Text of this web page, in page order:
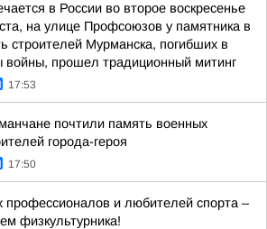
в России во второе воскресенье
на улице Профсоюзов у памятника в
строителей Мурманска, погибших в
войны, прошел традиционный митинг
17:53
почтили память военных
города-героя
17:50
профессионалов и любителей спорта –
физкультурника!